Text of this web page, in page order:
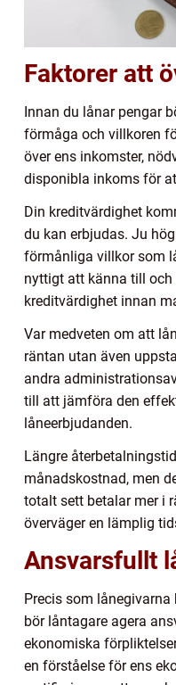
Faktorer att
Innan du lånar pengar
förmåga och villkoren
över ens inkomster,
disponibla inkoms för
Din kreditvärdighet
du kan erbjudas. Ju
förmånliga villkor som
nyttigt att känna till
kreditvärdighet innan
Var medveten om att
räntan utan även
andra
till att jämföra den
låneerbjudanden.
Längre
månadskostnad, men
totalt sett betalar mer i
överväger en lämplig
Ansvarsfullt
Precis som
bör låntagare agera
ekonomiska
en förståelse för ens